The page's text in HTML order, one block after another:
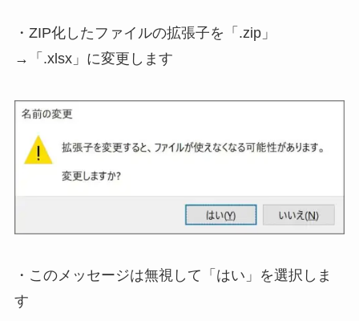
・ZIP化したファイルの拡張子を「.zip」
→「.xlsx」に変更します
・このメッセージは無視して「はい」を選択しま
す